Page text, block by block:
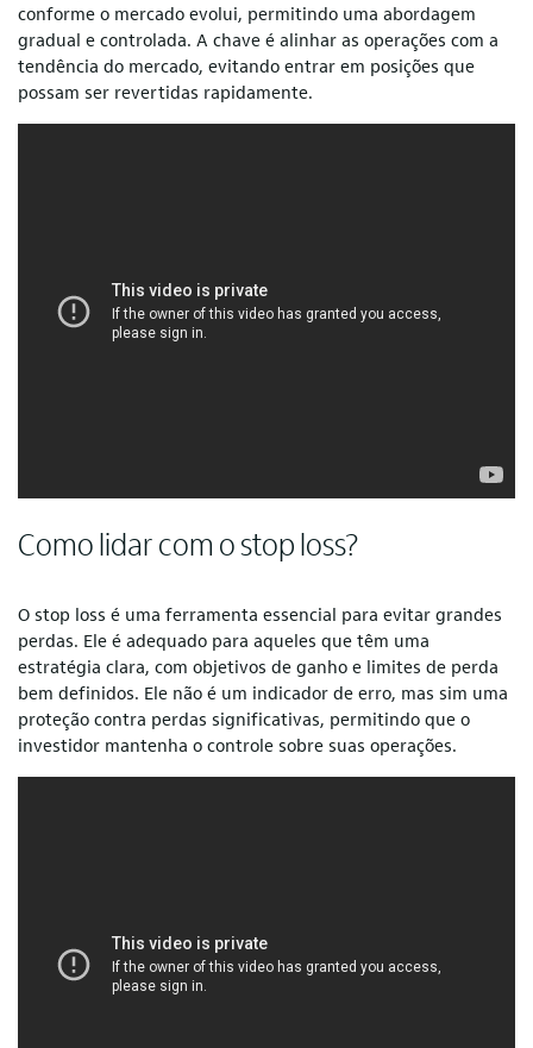
conforme o mercado evolui, permitindo uma abordagem
gradual e controlada. A chave é alinhar as operações com a
tendência do mercado, evitando entrar em posições que
possam ser revertidas rapidamente.
Como lidar com o stop loss?
O stop loss é uma ferramenta essencial para evitar grandes
perdas. Ele é adequado para aqueles que têm uma
estratégia clara, com objetivos de ganho e limites de perda
bem definidos. Ele não é um indicador de erro, mas sim uma
proteção contra perdas significativas, permitindo que o
investidor mantenha o controle sobre suas operações.